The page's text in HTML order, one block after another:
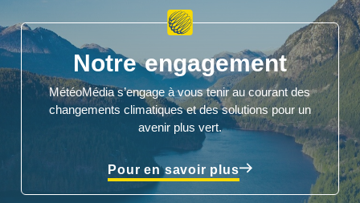
Notre engagement
MétéoMédia s’engage à vous tenir au courant des
changements climatiques et des solutions pour un
avenir plus vert.
Pour en savoir plus